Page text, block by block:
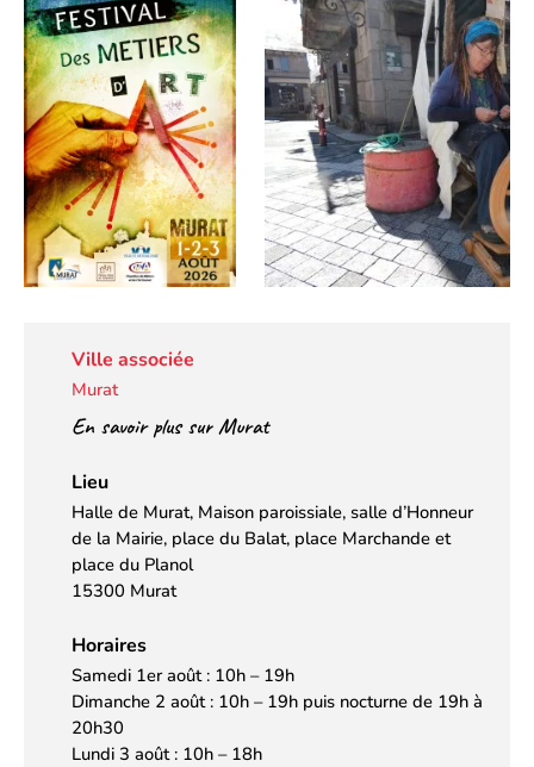
Ville associée
Murat
En savoir plus sur Murat
Lieu
Halle de Murat, Maison paroissiale, salle d’Honneur
de la Mairie, place du Balat, place Marchande et
place du Planol
15300 Murat
Horaires
Samedi 1er août : 10h – 19h
Dimanche 2 août : 10h – 19h puis nocturne de 19h à
20h30
Lundi 3 août : 10h – 18h